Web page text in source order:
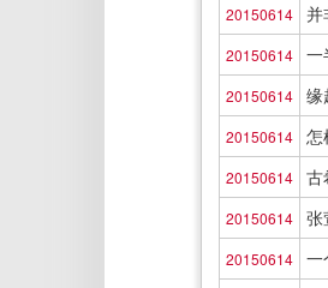
20150614 并
20150614 一
20150614 缘
20150614 怎
20150614 古
20150614 张
20150614
一